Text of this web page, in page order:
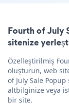
Fourth of July
sitenize
Özelleştirilmiş
oluşturun, web
of July Sale
altbilginize veya
bir site.